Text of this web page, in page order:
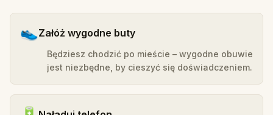
👟Załóż wygodne buty
Będziesz chodzić po mieście – wygodne obuwie
jest niezbędne, by cieszyć się doświadczeniem.